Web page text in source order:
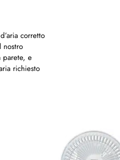
corretto
nostro
parete, e
richiesto